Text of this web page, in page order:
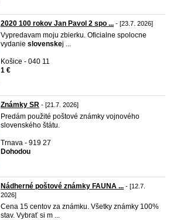
2020 100 rokov Jan Pavol 2 spo ... - [23.7. 2026]
Vypredavam moju zbierku. Oficialne spolocne
vydanie slovenskej ...
Košice - 040 11
1 €
Známky SR - [21.7. 2026]
Predám použité poštové známky vojnového
slovenského štátu.
Trnava - 919 27
Dohodou
Nádherné poštové známky FAUNA ... - [12.7.
2026]
Cena 15 centov za známku. Všetky známky 100%
stav. Vybrať si m ...